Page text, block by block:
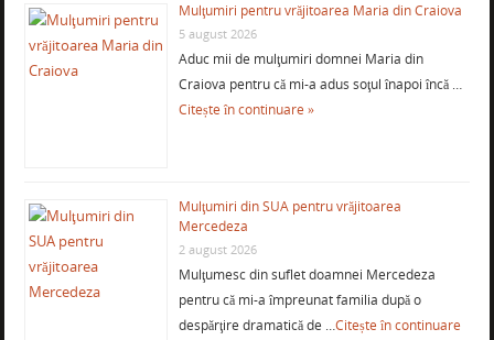
Mulţumiri pentru vrăjitoarea Maria din Craiova
5 august 2026
Aduc mii de mulţumiri domnei Maria din
Craiova pentru că mi-a adus soţul înapoi încă …
Citește în continuare »
Mulţumiri din SUA pentru vrăjitoarea
Mercedeza
2 august 2026
Mulţumesc din suflet doamnei Mercedeza
pentru că mi-a împreunat familia după o
despărţire dramatică de …Citește în continuare